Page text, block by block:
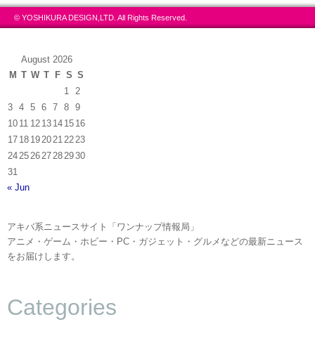
© YOSHIKURA DESIGN,LTD. All Rights Reserved.
August 2026
M T W T F S S
1
2
3
4 5 6 7 8
9
10 11 12 13 14 15 16
17 18 19 20 21 22 23
24 25 26 27 28 2930
31
« Jun
アキバ系ニュースサイト「ワンナップ情報局」
アニメ・ゲーム・ホビー・PC・ガジェット・グルメなどの最新ニュース
をお届けします。
Categories